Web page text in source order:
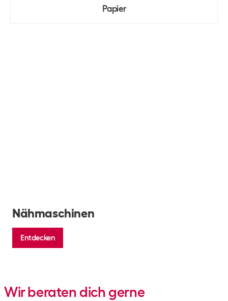
Papier
Nähmaschinen
Entdecken
Wir beraten dich gerne